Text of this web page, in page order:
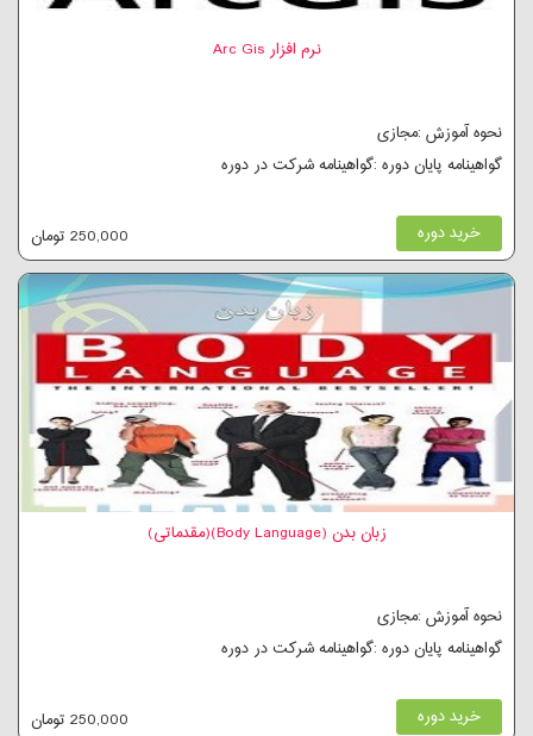
نرم افزار Arc Gis
نحوه آموزش :مجازی
گواهینامه پایان دوره :گواهینامه شرکت در دوره
خرید دوره 250,000 تومان
زبان بدن (Body Language)(مقدماتی)
نحوه آموزش :مجازی
گواهینامه پایان دوره :گواهینامه شرکت در دوره
خرید دوره 250,000 تومان